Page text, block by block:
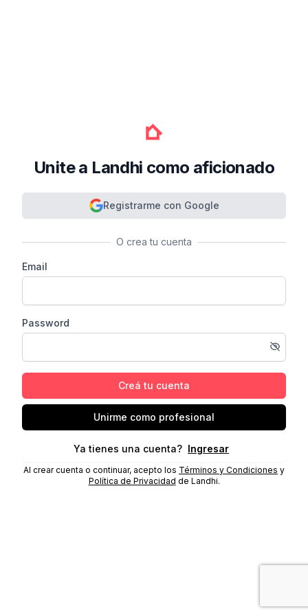
Unite a Landhi como aficionado
Registrarme con Google
O crea tu cuenta
Email
Password
Creá tu cuenta
Unirme como profesional
Ya tienes una cuenta? Ingresar
Al crear cuenta o continuar, acepto los Términos y Condiciones y
Política de Privacidad de Landhi.